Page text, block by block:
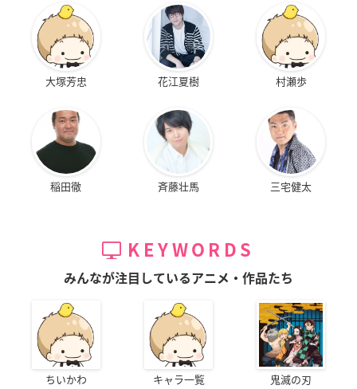
大塚芳忠 花江夏樹 村瀬歩
稲田徹 斉藤壮馬 三宅健太
KEYWORDS
みんなが注目しているアニメ・作品たち
ちいかわ キャラ一覧 鬼滅の刃